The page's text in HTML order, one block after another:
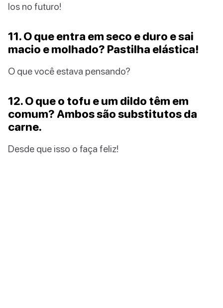
los no futuro!
11. O que entra em seco e duro e sai
macio e molhado? Pastilha elástica!
O que você estava pensando?
12. O que o tofu e um dildo têm em
comum? Ambos são substitutos da
carne.
Desde que isso o faça feliz!